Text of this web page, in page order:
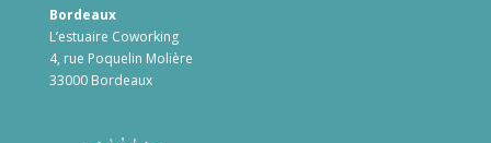
Bordeaux
L’estuaire Coworking
4, rue Poquelin Molière
33000 Bordeaux